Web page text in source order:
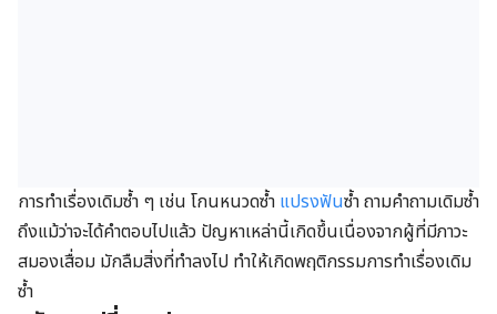
การทำเรื่องเดิมซ้ำ ๆ เช่น โกนหนวดซ้ำ แปรงฟันซ้ำ ถามคำถามเดิมซ้ำ
ถึงแม้ว่าจะได้คำตอบไปแล้ว ปัญหาเหล่านี้เกิดขึ้นเนื่องจากผู้ที่มีภาวะ
สมองเสื่อม มักลืมสิ่งที่ทำลงไป ทำให้เกิดพฤติกรรมการทำเรื่องเดิม
ซ้ำ